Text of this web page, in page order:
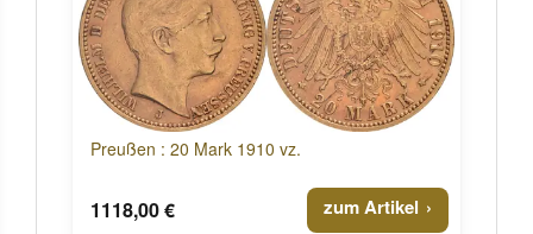
Preußen : 20 Mark 1910 vz.
1118,00 € zum Artikel